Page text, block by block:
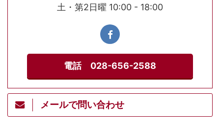
土・第2日曜 10:00 - 18:00
電話 028-656-2588
メールで問い合わせ